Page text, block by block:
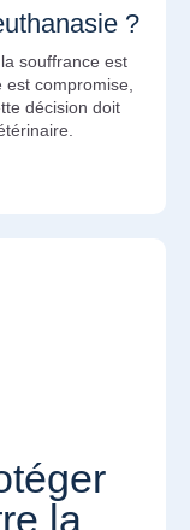
?
souffrance est
compromise,
décision doit
la